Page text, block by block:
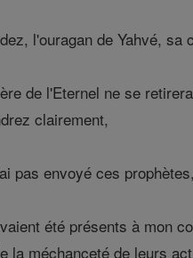
l'ouragan de Yahvé,
de l'Eternel ne se
clairement,
pas envoyé ces
été présents à mon
la méchanceté de leurs